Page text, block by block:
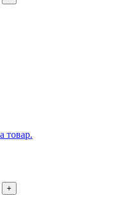
товар.